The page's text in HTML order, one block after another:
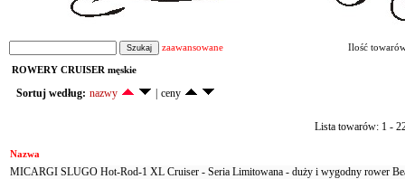
zaawansowane Ilość
ROWERY CRUISER męskie
Sortuj według: nazwy ceny
Lista towarów: 1 -
Nazwa
MICARGI SLUGO Hot-Rod-1 XL Cruiser - Seria Limitowana - duży i wygodny rower